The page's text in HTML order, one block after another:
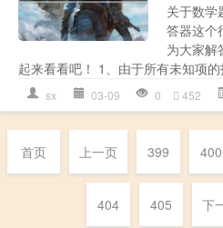
关于数学
答器这个
为大家解
起来看看吧！ 1、由于所有未知项
sx 03-09 0 452
首页 上一页 399 400
404 405 下